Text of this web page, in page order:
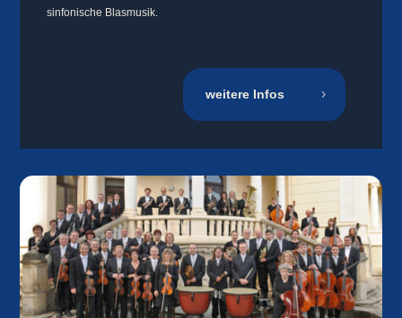
sinfonische Blasmusik.
weitere Infos